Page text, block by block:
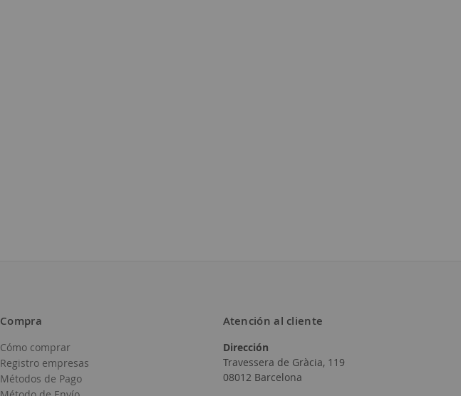
Compra
Cómo comprar
Registro empresas
Métodos de Pago
Atención al cliente
Dirección
Travessera de Gràcia, 119
08012 Barcelona